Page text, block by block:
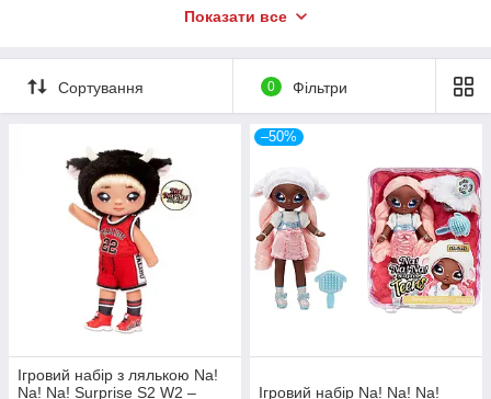
якісними матеріаламита
подарунком для маленьких модників та колекціонерів. З
Na!
Na! Na! Surprise!кожна ігрова сесія перетворюється на
захоплюючу пригоду, де кожна дитина може стати
дизайнером, стилістом або режисером своєї унікальної
історії.
Показати все
Сортування 0 Фільтри
Ігровий набір з лялькою Na!
Na! Na! Surprise S2 W2 –
–50%
Ігровий набір Na! Na! Na!